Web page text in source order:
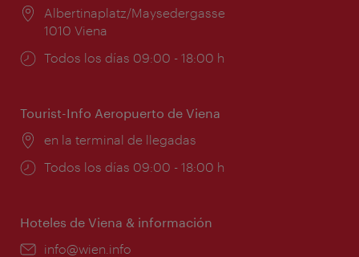
Lugar:
Albertinaplatz/Maysedergasse
1010 Viena
Horarios
Todos los días 09:00 - 18:00 h
Tourist-Info Aeropuerto de Viena
Lugar:
en la terminal de llegadas
Horarios
Todos los días 09:00 - 18:00 h
Hoteles de Viena & información
e-
info@wien.info